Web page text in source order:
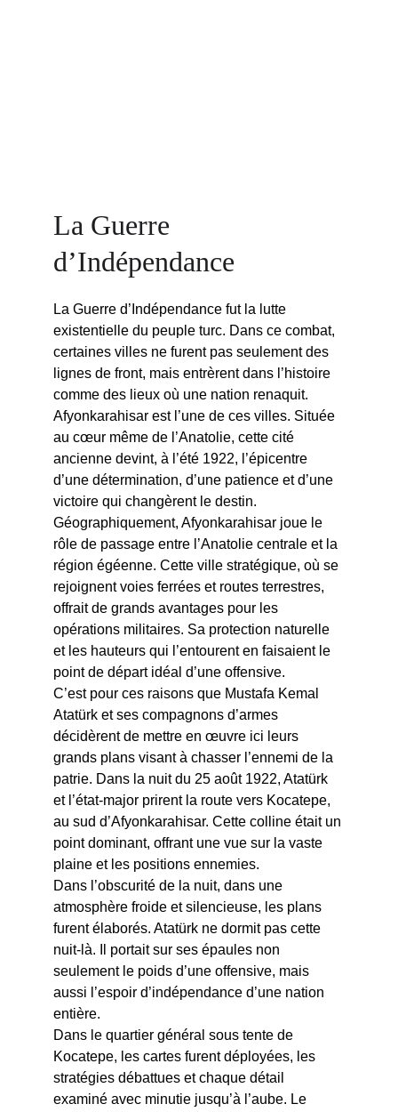
La Guerre
d’Indépendance
La Guerre d’Indépendance fut la lutte
existentielle du peuple turc. Dans ce combat,
certaines villes ne furent pas seulement des
lignes de front, mais entrèrent dans l’histoire
comme des lieux où une nation renaquit.
Afyonkarahisar est l’une de ces villes. Située
au cœur même de l’Anatolie, cette cité
ancienne devint, à l’été 1922, l’épicentre
d’une détermination, d’une patience et d’une
victoire qui changèrent le destin.
Géographiquement, Afyonkarahisar joue le
rôle de passage entre l’Anatolie centrale et la
région égéenne. Cette ville stratégique, où se
rejoignent voies ferrées et routes terrestres,
offrait de grands avantages pour les
opérations militaires. Sa protection naturelle
et les hauteurs qui l’entourent en faisaient le
point de départ idéal d’une offensive.
C’est pour ces raisons que Mustafa Kemal
Atatürk et ses compagnons d’armes
décidèrent de mettre en œuvre ici leurs
grands plans visant à chasser l’ennemi de la
patrie. Dans la nuit du 25 août 1922, Atatürk
et l’état-major prirent la route vers Kocatepe,
au sud d’Afyonkarahisar. Cette colline était un
point dominant, offrant une vue sur la vaste
plaine et les positions ennemies.
Dans l’obscurité de la nuit, dans une
atmosphère froide et silencieuse, les plans
furent élaborés. Atatürk ne dormit pas cette
nuit-là. Il portait sur ses épaules non
seulement le poids d’une offensive, mais
aussi l’espoir d’indépendance d’une nation
entière.
Dans le quartier général sous tente de
Kocatepe, les cartes furent déployées, les
stratégies débattues et chaque détail
examiné avec minutie jusqu’à l’aube. Le